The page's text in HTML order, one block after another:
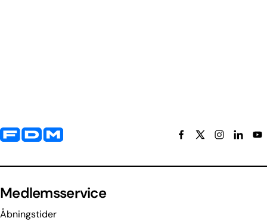
Yderligere information og kontaktoplysninger
Medlemsservice
Åbningstider